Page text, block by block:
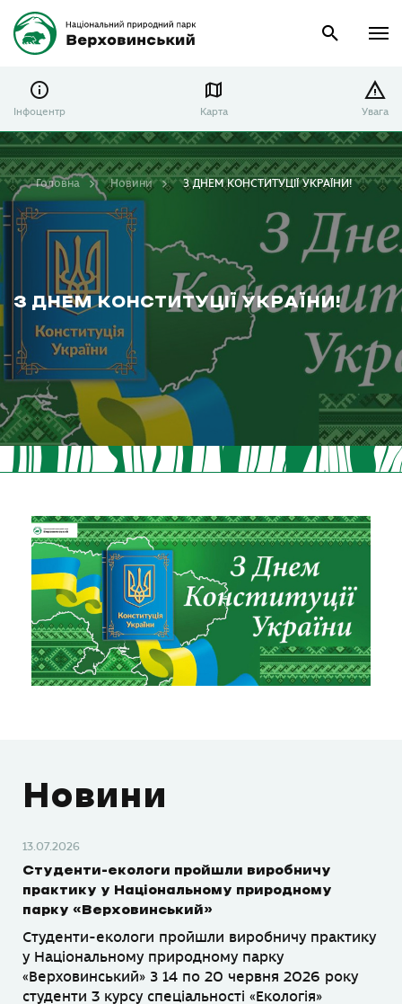
Інфоцентр Карта Увага
З ДНЕМ КОНСТИТУЦІЇ УКРАЇНИ!
Головна Новини З ДНЕМ КОНСТИТУЦІЇ УКРАЇНИ!
Новини
13.07.2026
Студенти-екологи пройшли виробничу
практику у Національному природному
парку «Верховинський»
Студенти-екологи пройшли виробничу практику
у Національному природному парку
«Верховинський» З 14 по 20 червня 2026 року
студенти 3 курсу спеціальності «Екологія»